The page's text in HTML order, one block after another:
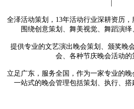
全泽活动策划， 13年活动行业深耕资历
围绕创意策划、舞美视觉、舞蹈演
提供专业的文艺演出晚会策划、颁奖晚
会、各种节庆晚会活动的
立足广东，服务全国，作为一家专业的
一站式的晚会管理包括策划、执行、